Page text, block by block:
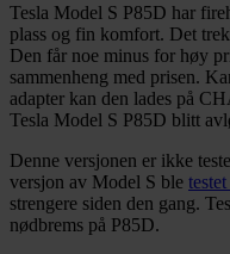
Tesla Model S P85D har
plass og fin komfort. Det
Den får noe minus for høy
sammenheng med prisen.
adapter kan den lades på
Tesla Model S P85D blitt
Denne versjonen er ikke
versjon av Model S ble
strengere siden den gang.
nødbrems på P85D.